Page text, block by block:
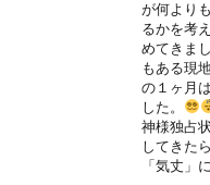
が何より
るかを考
めてきま
もある現
の１ヶ月
した。
神様独占
してきた
「気丈」